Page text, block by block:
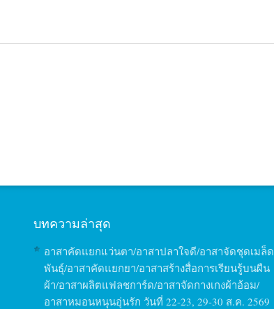
บทความล่าสุด
อาสาคัดแยกแว่นตา/อาสาปลาใจดี/อาสาจัดชุดเมล็ด
พันธุ์/อาสาคัดแยกยา/อาสาสร้างสื่อการเรียนรู้บนผืน
ผ้า/อาสาผลิตแฟลชการ์ด/อาสาจัดกางเกงผ้าอ้อม/
อาสาหมอนหนุนอุ่นรัก วันที่ 22-23, 29-30 ส.ค. 2569